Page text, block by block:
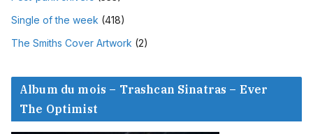
Single of the week (418)
The Smiths Cover Artwork (2)
Album du mois – Trashcan Sinatras – Ever
The Optimist